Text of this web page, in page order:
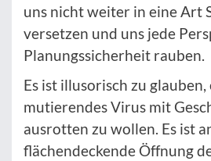
uns nicht weiter in eine Art
versetzen und uns jede
Planungssicherheit rauben.
Es ist illusorisch zu
mutierendes Virus mit
ausrotten zu wollen. Es ist
flächendeckende Öffnung